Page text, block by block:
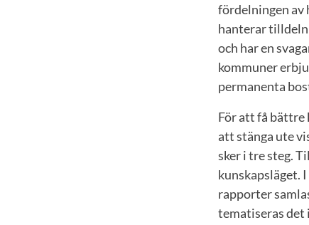
fördelningen av
hanterar
och har en
kommuner
permanenta
För att få bättre
att stänga ute
sker i tre steg.
kunskapsläget.
rapporter
tematiseras det